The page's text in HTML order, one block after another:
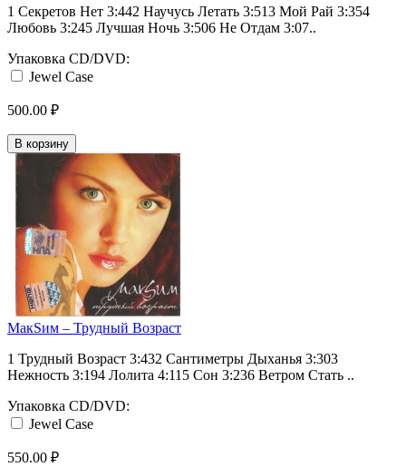
1 Секретов Нет 3:442 Научусь Летать 3:513 Мой Рай 3:354
Любовь 3:245 Лучшая Ночь 3:506 Не Отдам 3:07..
Упаковка CD/DVD:
Jewel Case
500.00 ₽
В корзину
МакSим ‎– Трудный Возраст
1 Трудный Возраст 3:432 Сантиметры Дыханья 3:303
Нежность 3:194 Лолита 4:115 Сон 3:236 Ветром Стать ..
Упаковка CD/DVD:
Jewel Case
550.00 ₽